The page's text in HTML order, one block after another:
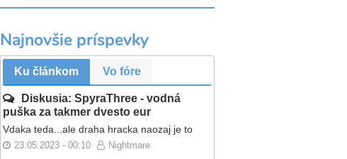
Najnovšie príspevky
Ku článkom Vo fóre
Diskusia: SpyraThree - vodná
puška za takmer dvesto eur
Vdaka teda...ale draha hracka naozaj je to
23.05.2023 - 00:10 Nightmare